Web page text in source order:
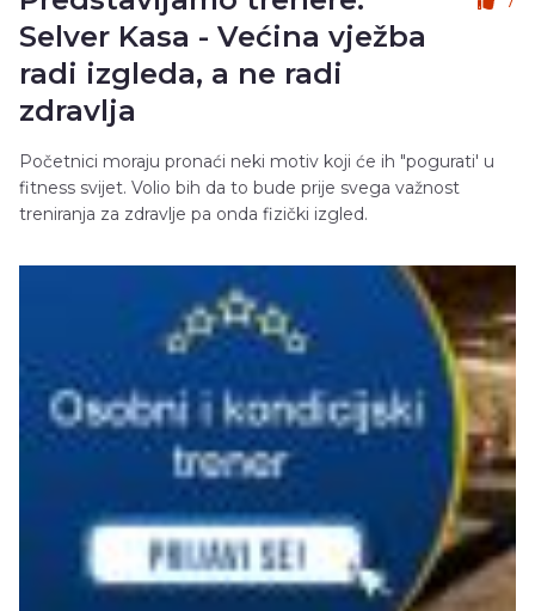
Selver Kasa - Većina vježba
radi izgleda, a ne radi
zdravlja
Početnici moraju pronaći neki motiv koji će ih "pogurati' u
fitness svijet. Volio bih da to bude prije svega važnost
treniranja za zdravlje pa onda fizički izgled.